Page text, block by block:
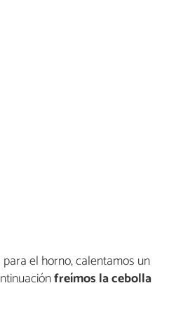
el horno, calentamos un
freímos la cebolla